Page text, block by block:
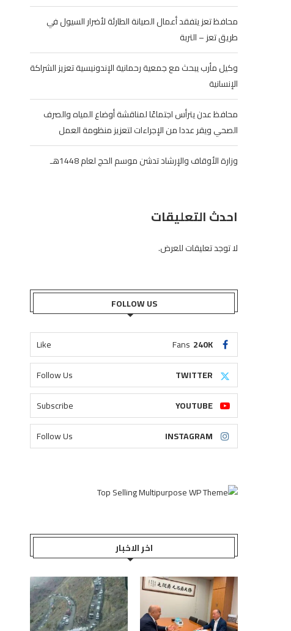
محافظ تعز يتفقد أعمال الصيانة الطارئة لأضرار السيول في
طريق تعز – التربة
وكيل مأرب يبحث مع جمعية رحمانية الإندونيسية تعزيز الشراكة
الإنسانية
محافظ عدن يترأس اجتماعًا لمناقشة أوضاع المياه والصرف
الصحي ويقر عددا من الإجراءات لتعزيز منظومة العمل
وزارة الأوقاف والإرشاد تدشن موسم الحج لعام 1448هـ
احدث التعليقات
لا توجد تعليقات للعرض.
FOLLOW US
240K
Fans
Like
TWITTER
Follow Us
YOUTUBE
Subscribe
INSTAGRAM
Follow Us
اخر الاخبار